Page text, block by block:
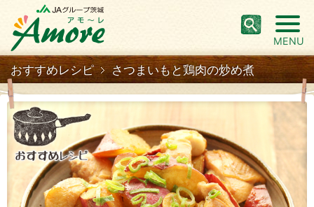
MENU
おすすめレシピ さつまいもと鶏肉の炒め煮